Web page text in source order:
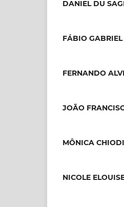
DANIEL DU
FÁBIO
FERNANDO
JOÃO
MÔNICA CHIODI
NICOLE